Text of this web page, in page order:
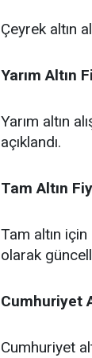
Çeyrek altın
Yarım Altın
Yarım altın
açıklandı.
Tam Altın
Tam altın
olarak
Cumhuriyet
Cumhuriyet